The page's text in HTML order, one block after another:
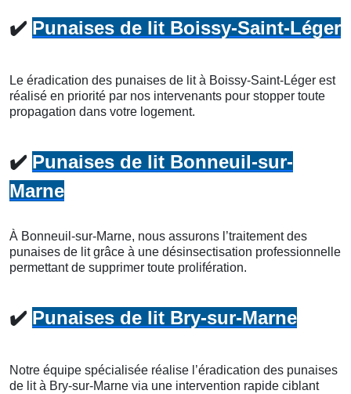
✔️ Punaises de lit Boissy-Saint-Léger
Le éradication des punaises de lit à Boissy-Saint-Léger est
réalisé en priorité par nos intervenants pour stopper toute
propagation dans votre logement.
✔️ Punaises de lit Bonneuil-sur-
Marne
À Bonneuil-sur-Marne, nous assurons l’traitement des
punaises de lit grâce à une désinsectisation professionnelle
permettant de supprimer toute prolifération.
✔️ Punaises de lit Bry-sur-Marne
Notre équipe spécialisée réalise l’éradication des punaises
de lit à Bry-sur-Marne via une intervention rapide ciblant